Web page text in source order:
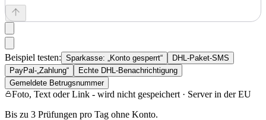
Beispiel testen: Sparkasse: „Konto gesperrt“
DHL-Paket-SMS
PayPal-„Zahlung“
Echte DHL-Benachrichtigung
Gemeldete Betrugsnummer
Foto, Text oder Link - wird nicht gespeichert · Server in der EU
Bis zu 3 Prüfungen pro Tag ohne Konto.